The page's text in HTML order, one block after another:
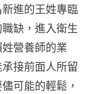
進的王姓專臨
缺，進入衛生
營養師的業
接前面人所留
可能的輕鬆，